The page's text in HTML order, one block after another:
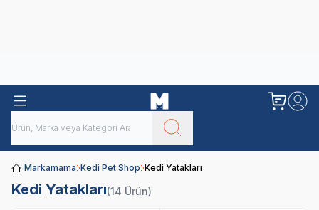
Markamama Kedi Pet Shop Kedi Yatakları
Kedi Yatakları(14 Ürün)